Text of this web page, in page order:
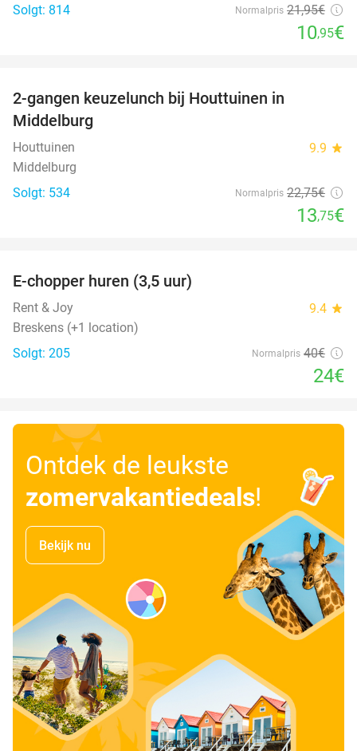
Solgt: 814 Normalpris 21,95€
10,95€
2-gangen keuzelunch bij Houttuinen in
Middelburg
Houttuinen 9.9 star
Middelburg
Solgt: 534
Normalpris 22,75€
13,75€
E-chopper huren (3,5 uur)
Rent & Joy 9.4 star
Breskens (+1 location)
Solgt: 205
Normalpris 40€
24€
Ontdek de leukste
zomervakantiedeals!
Bekijk nu